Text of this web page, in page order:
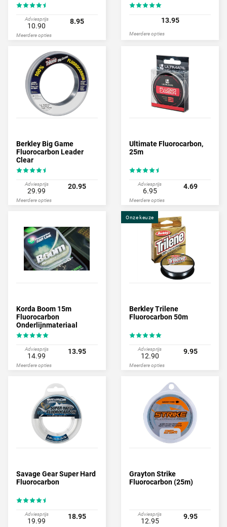
Adviesprijs
10.90
8.95
Meerdere opties
13.95
Meerdere opties
Berkley Big Game
Fluorocarbon Leader
Clear
Adviesprijs
29.99
20.95
Meerdere opties
Ultimate Fluorocarbon,
25m
Adviesprijs
6.95
4.69
Meerdere opties
Korda Boom 15m
Fluorocarbon
Onderlijnmateriaal
Adviesprijs
14.99
13.95
Meerdere opties
Onze keuze
Berkley Trilene
Fluorocarbon 50m
Adviesprijs
12.90
9.95
Meerdere opties
Savage Gear Super Hard
Fluorocarbon
Adviesprijs
19.99
18.95
Grayton Strike
Fluorocarbon (25m)
Adviesprijs
12.95
9.95